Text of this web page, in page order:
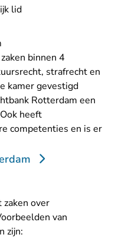
lid
binnen 4
strafrecht en
kamer gevestigd
Rotterdam een
heeft
competenties en is er
over
van
zijn: